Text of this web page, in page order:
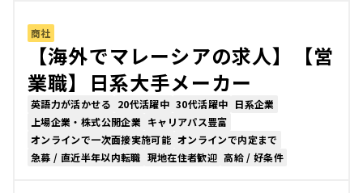
商社
【海外でマレーシアの求人】【営
業職】日系大手メーカー
英語力が活かせる 20代活躍中 30代活躍中 日系企業
上場企業・株式公開企業 キャリアパス豊富
オンラインで一次面接実施可能 オンラインで内定まで
急募 / 直近半年以内転職 現地在住者歓迎 高給 / 好条件